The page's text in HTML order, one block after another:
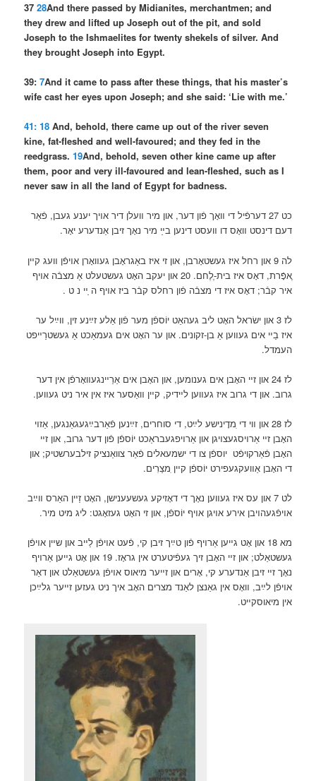
3728And there passed by Midianites, merchantmen; and
they drew and lifted up Joseph out of the pit, and sold
Joseph to the Ishmaelites for twenty shekels of silver. And
they brought Joseph into Egypt.
39:7And it came to pass after these things, that his master’s
wife cast her eyes upon Joseph; and she said: ‘Lie with me.’
41: 18And, behold, there came up out of the river seven
kine, fat-fleshed and well-favoured; and they fed in the
reedgrass.19And, behold, seven other kine came up after
them, poor and very ill-favoured and lean-fleshed, such as I
never saw in all the land of Egypt for badness.
כט 27 דערפֿיל די װאָך פֿון דער, און מיר װעלן דיר אױך יענע געבן, פֿאַר
דעם דינסט װאָס דו װעסט דינען בײַ מיר נאָך זיבן אַנדערע יאָר.
לה 9 און רחל איז געשטאָרבן, און זי איז באַגראָבן געװאָרן אױפֿן װעג קײן
ֶאפָֿרת, דאָס איז בית-ֶלֶחם. 20 און יעקב האָט געשטעלט אַ מצבֿה אױף
איר קבֿר; דאָס איז די מצבֿה פֿון רחלס קבֿר ביז אױף ה ַײ נ ט .
לז 3 און ישׂראל האָט ליב געהאַט יוֹספֿן מער פֿון אַלע זײַנע זין, װײַל ער
איז בַײ אים געװען אַ בן-זקונים. און ער האָט אים געמאַכט אַ געשטרַײפט
העמדל.
לז 24 און זײ האָבן אים גענומען, און האָבן אים אַרַײנגעװאָרפֿן אין דער
גרוב. און די גרוב איז געװען לײדיק, קײן װאַסער איז אין איר ניט געװען.
לז 28 און װי די ִמדָינישע לײַט, די סוחרים, זײַנען פֿאַרבײַגעגאַנגען, אַזױ
האָבן זײ אַרױסגעצױגן און אַרױפגעבראַכט יוֹספֿן פֿון דער גרוב, און זײ
האָבן פֿאַרקויפֿט יוספֿן צו די ישמעאלים פֿאַר צוואַנציק זילבערשטיק; און
די האָבן אַװעקגעפירט יוֹספֿן קײן ִמצַרִים.
לט 7 און עס איז געװען נאָך די דאָזיקע געשעענישן, האָט זַײן האַרס װײַב
אױפֿגעהױבן אירע אױגן אױף יוֹספֿן, און זי האָט געזאָגט: ליג מיט מיר.
מא 18 און אָט גײען אַרױף פֿון טײַך זיבן קי, פֿעט אױפֿן לַײב און שײן אױפֿן
געשטאַלט; און זײ האָבן זיך געפֿיטערט אין גראָז. 19 און אָט גײען אַרױף
נאָך זײ זיבן אַנדערע קי, אָרים און זײער מיאוס אױפֿן געשטאַלט און דאַר
אױפֿן לײַב, װאָס אין גאַנצן לאַנד מצרים האָב איך ניט געזען זײער גלײַכן
אין מיאוסקײט.